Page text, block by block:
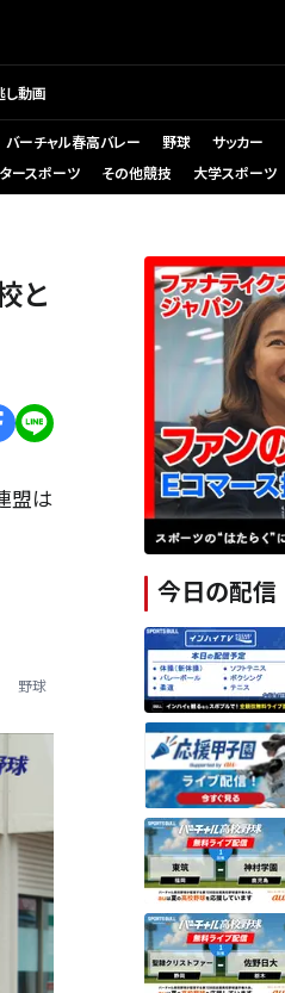
し動画
バーチャル春高バレー 野球 サッカー
ースポーツ その他競技 大学スポーツ
と
盟は
野球
今日の配信